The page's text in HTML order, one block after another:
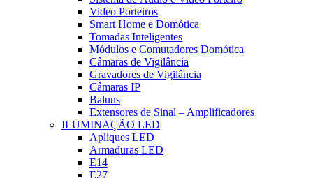
Video Porteiros
Smart Home e Domótica
Tomadas Inteligentes
Módulos e Comutadores Domótica
Câmaras de Vigilância
Gravadores de Vigilância
Câmaras IP
Baluns
Extensores de Sinal – Amplificadores
ILUMINAÇÃO LED
Apliques LED
Armaduras LED
E14
E27